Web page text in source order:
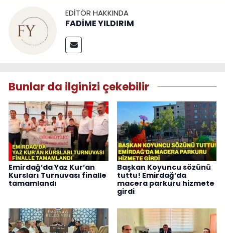
EDITÖR HAKKINDA
FADİME YILDIRIM
Bunlar da ilginizi çekebilir
Emirdağ’da Yaz Kur’an
Kursları Turnuvası finalle
tamamlandı
Başkan Koyuncu sözünü
tuttu! Emirdağ’da
macera parkuru hizmete
girdi